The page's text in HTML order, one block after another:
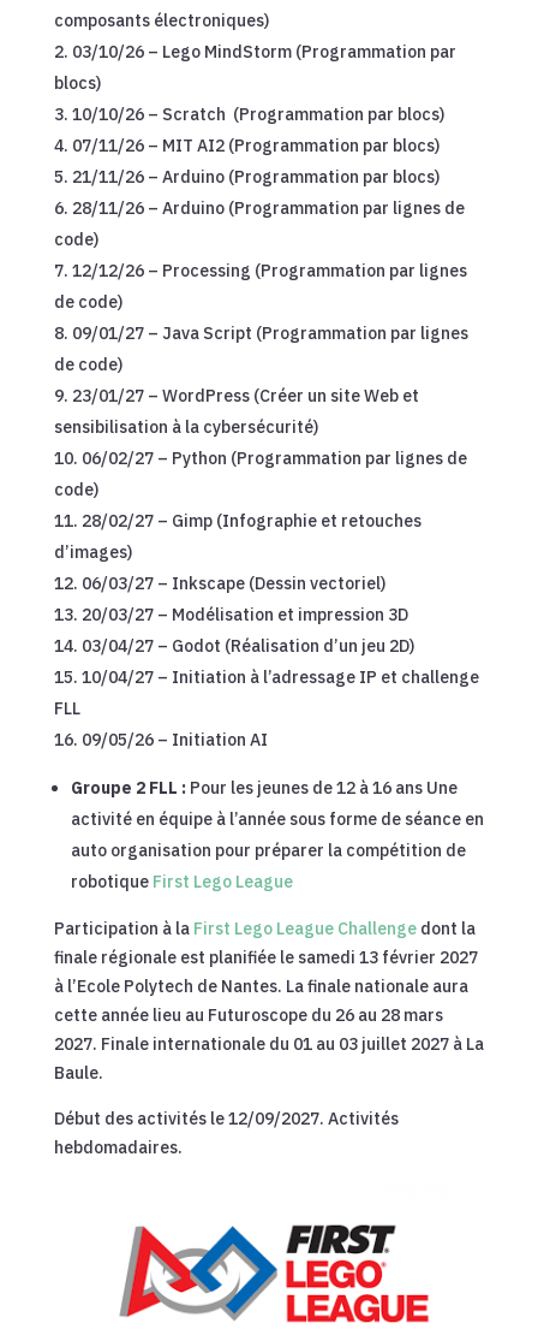
composants électroniques)
03/10/26 – Lego MindStorm (Programmation par
blocs)
10/10/26 – Scratch (Programmation par blocs)
07/11/26 – MIT AI2 (Programmation par blocs)
21/11/26 – Arduino (Programmation par blocs)
28/11/26 – Arduino (Programmation par lignes de
code)
12/12/26 – Processing (Programmation par lignes
de code)
09/01/27 – Java Script (Programmation par lignes
de code)
23/01/27 – WordPress (Créer un site Web et
sensibilisation à la cybersécurité)
06/02/27 – Python (Programmation par lignes de
code)
28/02/27 – Gimp (Infographie et retouches
d’images)
06/03/27 – Inkscape (Dessin vectoriel)
20/03/27 – Modélisation et impression 3D
03/04/27 – Godot (Réalisation d’un jeu 2D)
10/04/27 – Initiation à l’adressage IP et challenge
FLL
09/05/26 – Initiation AI
Groupe 2 FLL : Pour les jeunes de 12 à 16 ans Une
activité en équipe à l’année sous forme de séance en
auto organisation pour préparer la compétition de
robotique First Lego League
Participation à la First Lego League Challengedont la
finale régionale est planifiée le samedi 13 février 2027
à l’Ecole Polytech de Nantes. La finale nationale aura
cette année lieu au Futuroscope du 26 au 28 mars
2027. Finale internationale du 01 au 03 juillet 2027 à La
Baule.
Début des activités le 12/09/2027. Activités
hebdomadaires.